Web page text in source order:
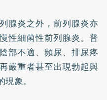
腺炎之外，前列腺炎亦
性細菌性前列腺炎。普
部不適、頻尿、排尿疼
嚴重者甚至出現勃起與
象。